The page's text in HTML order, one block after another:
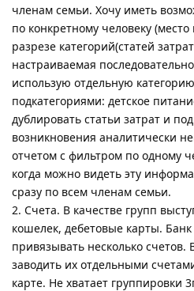
членам семьи. Хочу иметь
по конкретному человеку
разрезе категорий(статей
настраиваемая
использую отдельную
подкатегориями: детское
дублировать статьи затрат и
возникновения аналитически
отчетом с фильтром по одному
когда можно видеть эту
сразу по всем членам семьи.
2. Счета. В качестве групп
кошелек, дебетовые карты.
привязывать несколько
заводить их отдельными
карте. Не хватает группировки